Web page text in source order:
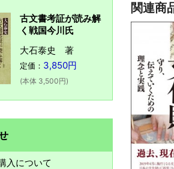
関連商
古文書考証が読み解
く戦国今川氏
大石泰史 著
定価： 3,850円
(本体 3,500円)
入について